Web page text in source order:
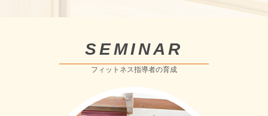
SEMINAR
フィットネス指導者の育成